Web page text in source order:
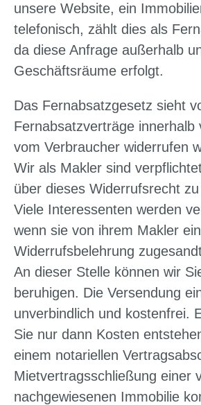
unsere Website, ein
telefonisch, zählt dies als
da diese Anfrage außerhalb
Geschäftsräume erfolgt.
Das Fernabsatzgesetz sieht
Fernabsatzverträge innerhalb
vom Verbraucher widerrufen
Wir als Makler sind
über dieses Widerrufsrecht
Viele Interessenten werden
wenn sie von ihrem Makler
Widerrufsbelehrung
An dieser Stelle können wir
beruhigen. Die Versendung
unverbindlich und kostenfrei.
Sie nur dann Kosten
einem notariellen
Mietvertragsschließung einer
nachgewiesenen Immobilie